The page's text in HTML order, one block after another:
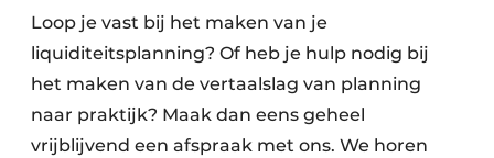
Loop je vast bij het maken van je
liquiditeitsplanning? Of heb je hulp nodig bij
het maken van de vertaalslag van planning
naar praktijk? Maak dan eens geheel
vrijblijvend een afspraak met ons. We horen